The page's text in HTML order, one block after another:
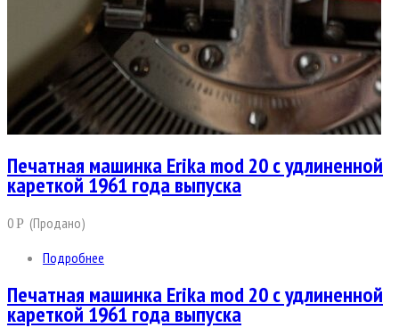
Печатная машинка Erika mod 20 с удлиненной
кареткой 1961 года выпуска
0Р (Продано)
Подробнее
Печатная машинка Erika mod 20 с удлиненной
кареткой 1961 года выпуска